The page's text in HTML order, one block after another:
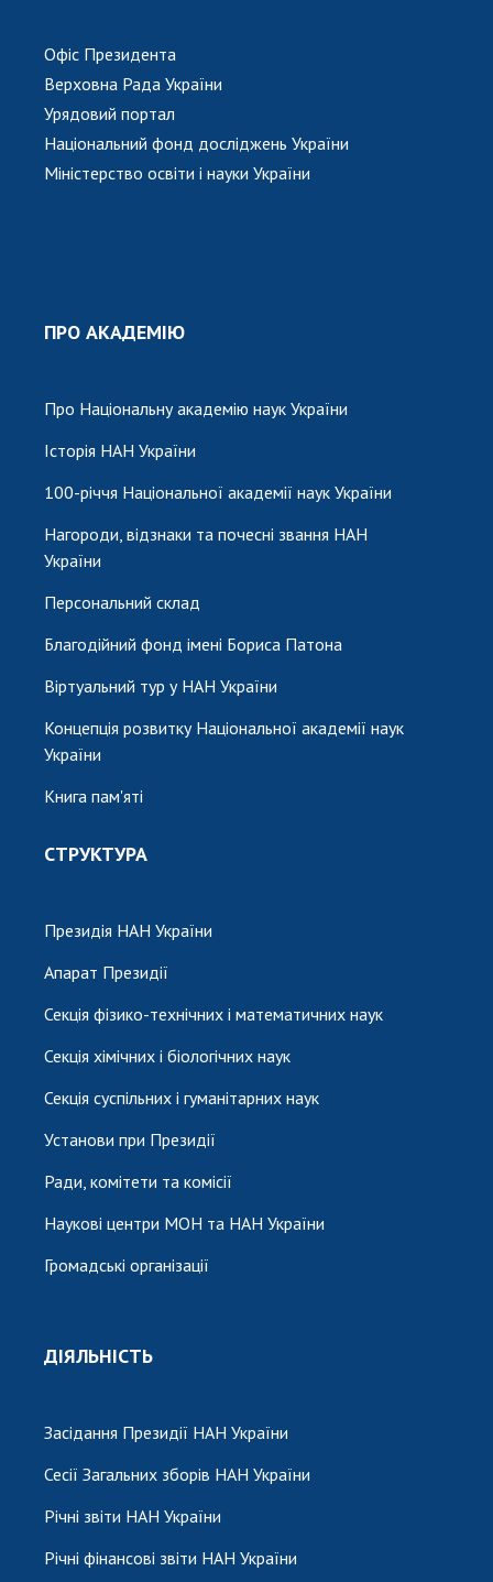
Офіс Президента
Верховна Рада України
Урядовий портал
Національний фонд досліджень України
Міністерство освіти і науки України
ПРО АКАДЕМІЮ
Про Національну академію наук України
Історія НАН України
100-річчя Національної академії наук України
Нагороди, відзнаки та почесні звання НАН
України
Персональний склад
Благодійний фонд імені Бориса Патона
Віртуальний тур у НАН України
Концепція розвитку Національної академії наук
України
Книга пам'яті
СТРУКТУРА
Президія НАН України
Апарат Президії
Секція фізико-технічних і математичних наук
Секція хімічних і біологічних наук
Секція суспільних і гуманітарних наук
Установи при Президії
Ради, комітети та комісії
Наукові центри МОН та НАН України
Громадські організації
ДІЯЛЬНІСТЬ
Засідання Президії НАН України
Сесії Загальних зборів НАН України
Річні звіти НАН України
Річні фінансові звіти НАН України